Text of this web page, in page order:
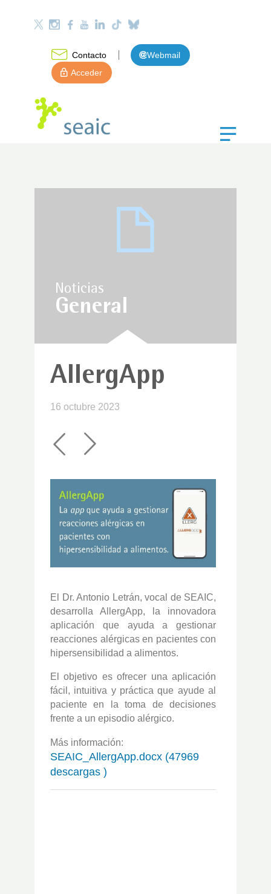
Contacto
Webmail
Acceder
Noticias
General
AllergApp
16 octubre 2023
El Dr. Antonio Letrán, vocal de SEAIC,
desarrolla AllergApp, la innovadora
aplicación que ayuda a gestionar
reacciones alérgicas en pacientes con
hipersensibilidad a alimentos.
El objetivo es ofrecer una aplicación
fácil, intuitiva y práctica que ayude al
paciente en la toma de decisiones
frente a un episodio alérgico.
Más información:
SEAIC_AllergApp.docx (47969
descargas )